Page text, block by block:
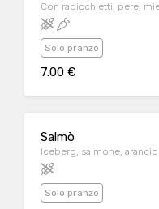
Con radicchietti, pere,
Solo pranzo
7.00 €
Salmò
Iceberg, salmone,
Solo pranzo